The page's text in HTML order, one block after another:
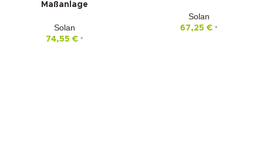
Maßanlage
Solan
74,55 € *
Solan
67,25 € *